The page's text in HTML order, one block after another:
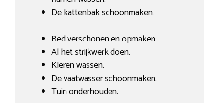
De kattenbak schoonmaken.
Bed verschonen en opmaken.
Al het strijkwerk doen.
Kleren wassen.
De vaatwasser schoonmaken.
Tuin onderhouden.